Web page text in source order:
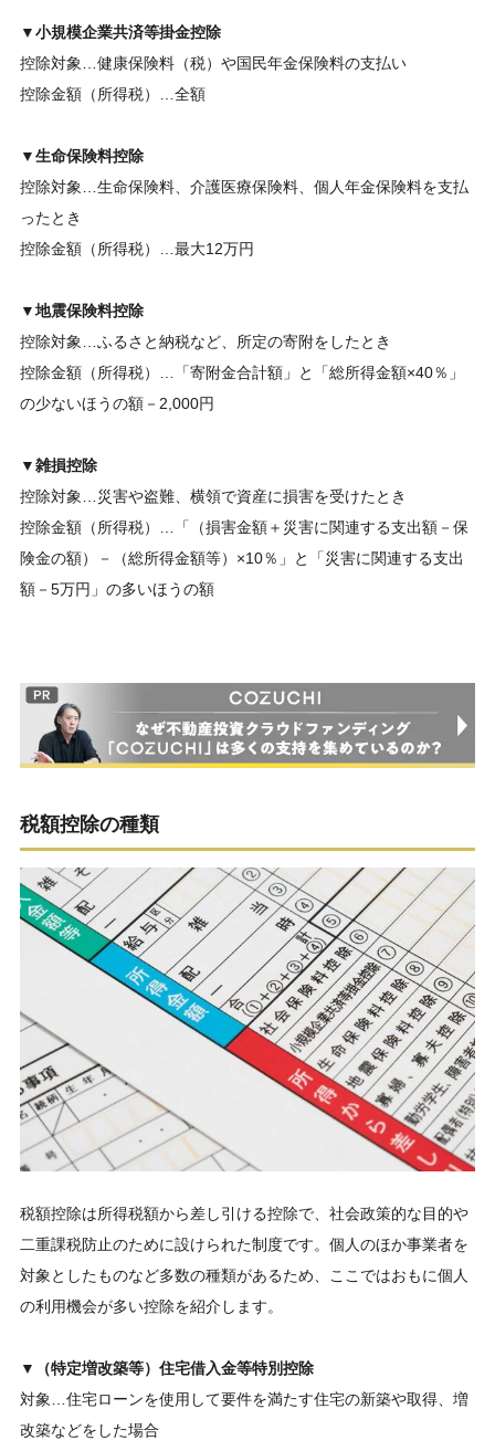
▼小規模企業共済等掛金控除
控除対象…健康保険料（税）や国民年金保険料の支払い
控除金額（所得税）…全額
▼生命保険料控除
控除対象…生命保険料、介護医療保険料、個人年金保険料を支払
ったとき
控除金額（所得税）…最大12万円
▼地震保険料控除
控除対象…ふるさと納税など、所定の寄附をしたとき
控除金額（所得税）…「寄附金合計額」と「総所得金額×40％」
の少ないほうの額－2,000円
▼雑損控除
控除対象…災害や盗難、横領で資産に損害を受けたとき
控除金額（所得税）…「（損害金額＋災害に関連する支出額－保
険金の額）－（総所得金額等）×10％」と「災害に関連する支出
額－5万円」の多いほうの額
税額控除の種類
税額控除は所得税額から差し引ける控除で、社会政策的な目的や
二重課税防止のために設けられた制度です。個人のほか事業者を
対象としたものなど多数の種類があるため、ここではおもに個人
の利用機会が多い控除を紹介します。
▼（特定増改築等） 住宅借入金等特別控除
対象…住宅ローンを使用して要件を満たす住宅の新築や取得、増
改築などをした場合